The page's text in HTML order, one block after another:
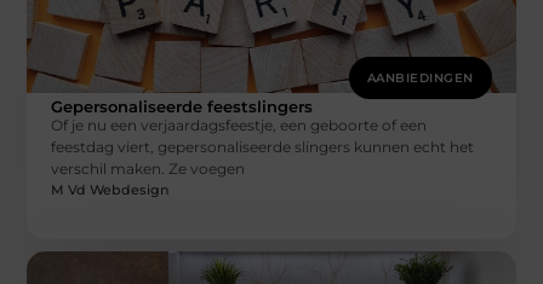
AANBIEDINGEN
Gepersonaliseerde feestslingers
Of je nu een verjaardagsfeestje, een geboorte of een
feestdag viert, gepersonaliseerde slingers kunnen echt het
verschil maken. Ze voegen
M Vd Webdesign